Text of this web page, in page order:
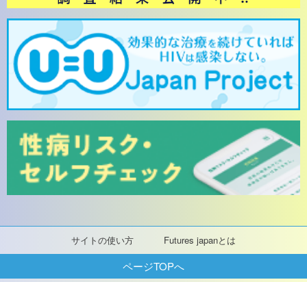
サイトの使い方 Futures japanとは
ページTOPへ